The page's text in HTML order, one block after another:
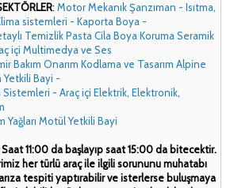
: Motor Mekanık Şanzıman - Isıtma,
ve Klima sistemleri - Kaporta Boya -
Pasta Cila Boya Koruma Seramik
- Araç içi Multimedya ve Ses
Onarım Kodlama ve Tasarım Alpine
Audison Yetkili Bayi -
- Araç içi Elektrik, Elektronik,
ve Bakım
Yağları Motül Yetkili Bayi
11:00 da başlayıp saat 15:00 da bitecektir.
her türlü araç ile ilgili sorununu muhatabı
tespiti yaptırabilir ve isterlerse buluşmaya